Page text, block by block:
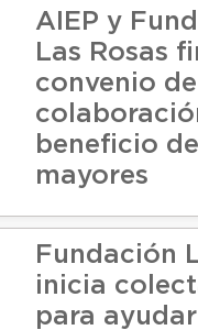
AIEP y
Las Rosas
convenio de
beneficio
mayores
Fundación
inicia
para